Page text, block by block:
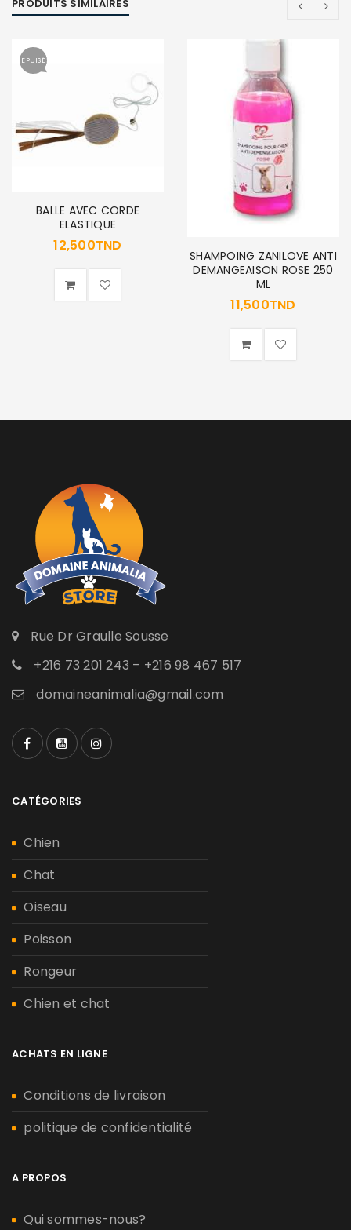
Se souvenir de moi
DE PASSE PERDU ?
PRODUITS SIMILAIRES
EPUISÉ
BALLE AVEC CORDE
ELASTIQUE
12,500TND
SHAMPOING ZANILOVE ANTI
DEMANGEAISON ROSE 250
ML
11,500TND
Rue Dr Graulle Sousse
+216 73 201 243 – +216 98 467 517
domaineanimalia@gmail.com
CATÉGORIES
Chien
Chat
Oiseau
Poisson
Rongeur
Chien et chat
ACHATS EN LIGNE
Conditions de livraison
politique de confidentialité
A PROPOS
Qui sommes-nous?